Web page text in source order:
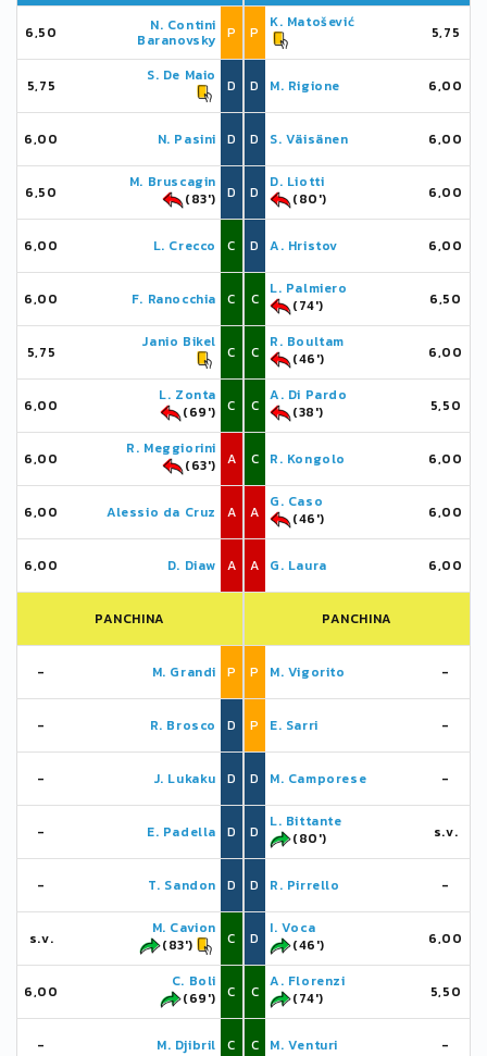
6,50 N. Contini
Baranovsky P
5,75
S. De Maio
D
6,00 N. Pasini D
6,50
M. Bruscagin
(83')
D
6,00 L. Crecco C
6,00 F. Ranocchia C
5,75
Janio Bikel
C
6,00
L. Zonta
(69')
C
6,00
R. Meggiorini
(63')
A
6,00 Alessio da Cruz A
6,00 D. Diaw A
PANCHINA
- M. Grandi P
- R. Brosco D
- J. Lukaku D
- E. Padella D
- T. Sandon D
s.v.
M. Cavion
(83')
C
6,00
C. Boli
(69')
C
- M. Djibril C
P
K. Matošević
5,75
D M. Rigione 6,00
D S. Väisänen 6,00
D
D. Liotti
(80')
6,00
D A. Hristov 6,00
C
L. Palmiero
(74')
6,50
C
R. Boultam
(46')
6,00
C
A. Di Pardo
(38')
5,50
C R. Kongolo 6,00
A
G. Caso
(46')
6,00
A G. Laura 6,00
PANCHINA
P M. Vigorito -
P E. Sarri -
D M. Camporese -
D
L. Bittante
(80')
s.v.
D R. Pirrello -
D
I. Voca
(46')
6,00
C
A. Florenzi
(74')
5,50
C M. Venturi -